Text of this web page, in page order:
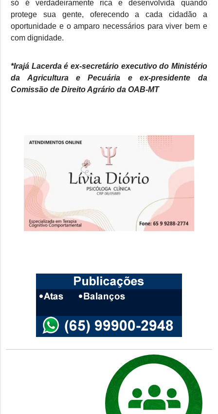
só é verdadeiramente rica e desenvolvida quando
protege sua gente, oferecendo a cada cidadão a
oportunidade e o amparo necessários para viver bem e
com dignidade.
*Irajá Lacerda é ex-secretário executivo do Ministério
da Agricultura e Pecuária e ex-presidente da
Comissão de Direito Agrário da OAB-MT